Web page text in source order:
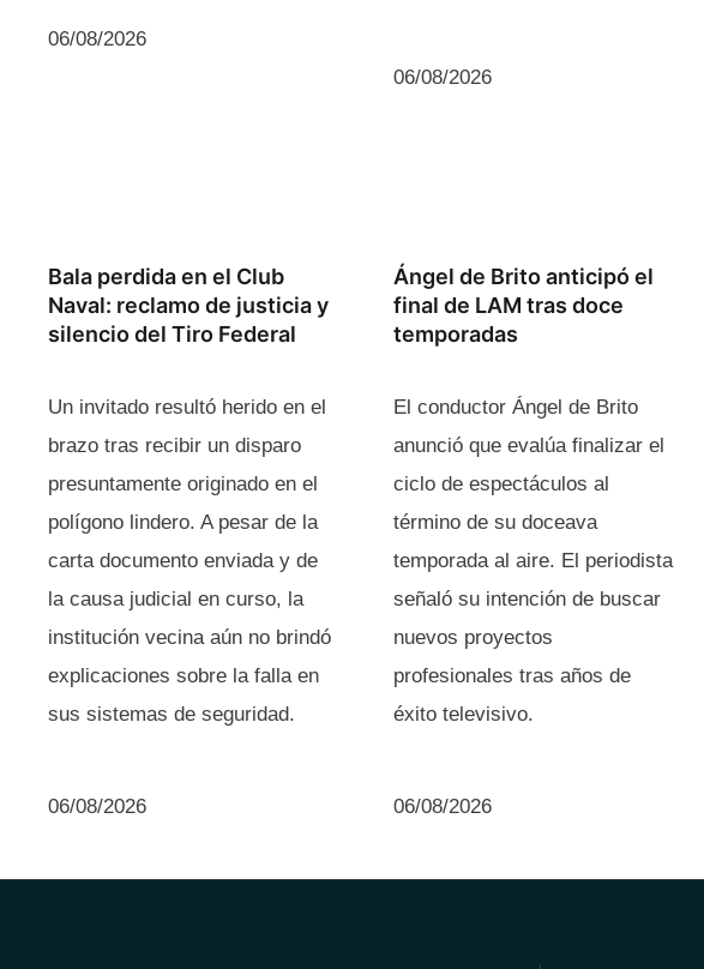
06/08/2026
06/08/2026
Bala perdida en el Club
Naval: reclamo de justicia y
silencio del Tiro Federal
Un invitado resultó herido en el
brazo tras recibir un disparo
presuntamente originado en el
polígono lindero. A pesar de la
carta documento enviada y de
la causa judicial en curso, la
institución vecina aún no brindó
explicaciones sobre la falla en
sus sistemas de seguridad.
06/08/2026
Ángel de Brito anticipó el
final de LAM tras doce
temporadas
El conductor Ángel de Brito
anunció que evalúa finalizar el
ciclo de espectáculos al
término de su doceava
temporada al aire. El periodista
señaló su intención de buscar
nuevos proyectos
profesionales tras años de
éxito televisivo.
06/08/2026